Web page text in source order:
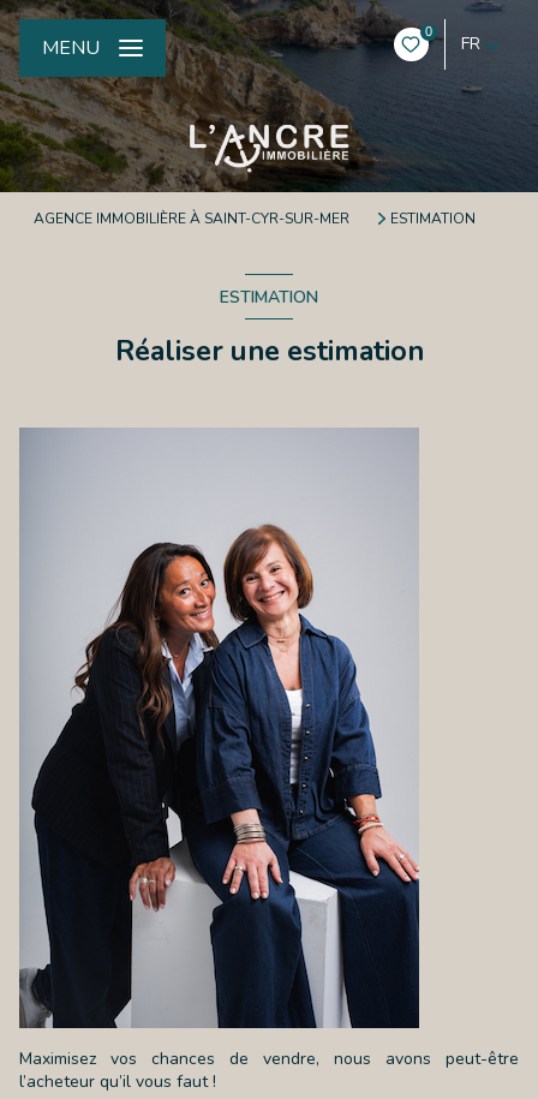
0
FR
MENU
AGENCE IMMOBILIÈRE À SAINT-CYR-SUR-MER ESTIMATION
ESTIMATION
Réaliser une estimation
Maximisez vos chances de vendre, nous avons peut-être
l’acheteur qu’il vous faut !